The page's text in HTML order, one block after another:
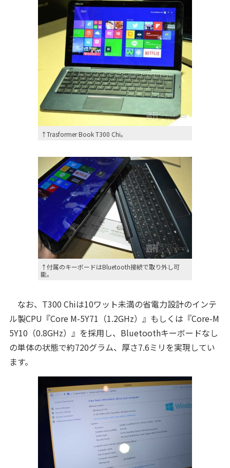
↑Trasformer Book T300 Chi。
↑付属のキーボードはBluetooth接続で取り外し可
能。
なお、T300 Chiは10ワット未満の省電力設計のインテ
ル製CPU『Core M-5Y71（1.2GHz）』もしくは『Core-M
5Y10（0.8GHz）』を採用し、Bluetoothキーボードなし
の単体の状態で約720グラム、厚さ7.6ミリを実現してい
ます。